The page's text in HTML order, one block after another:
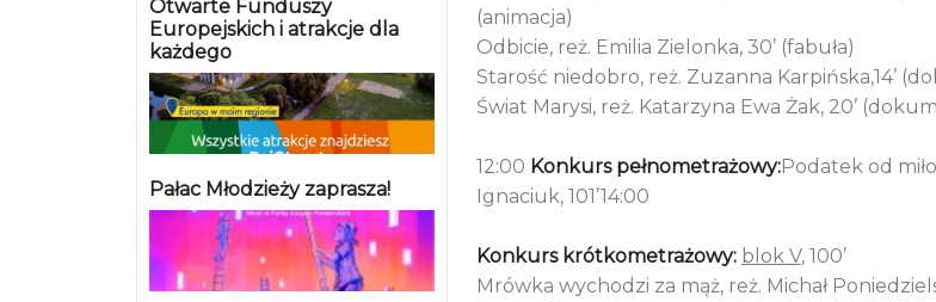
Otwarte Funduszy
Europejskich i atrakcje dla
każdego
Pałac Młodzieży zaprasza!
(animacja)
Odbicie, reż. Emilia Zielonka, 30’ (fabuła)
Starość niedobro, reż. Zuzanna Karpińska,14’
Świat Marysi, reż. Katarzyna Ewa Żak, 20’
12:00 Konkurs pełnometrażowy:Podatek od
Ignaciuk, 101’14:00
Konkurs krótkometrażowy: blok V, 100’
Mrówka wychodzi za mąż, reż. Michał